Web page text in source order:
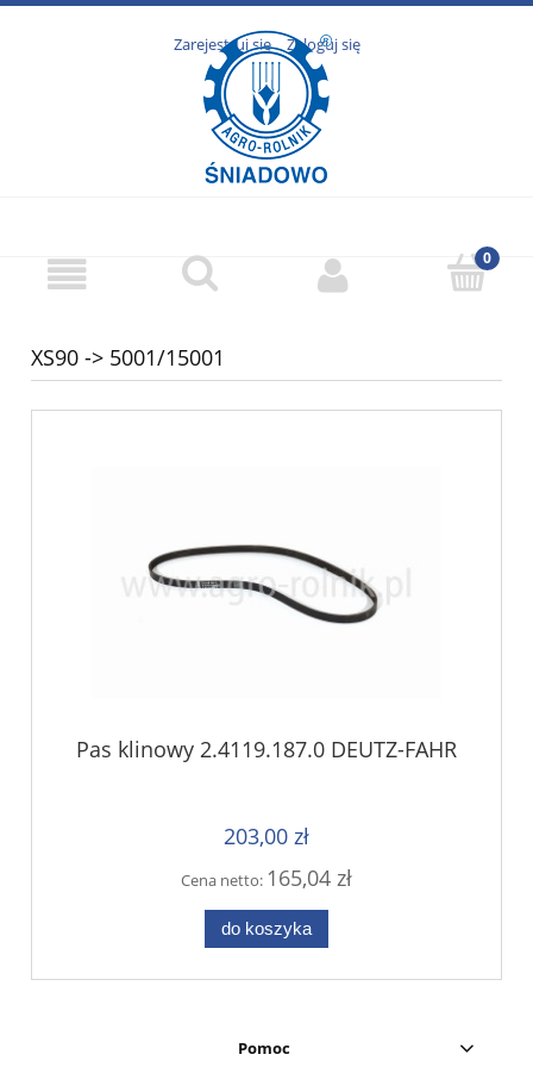
Zarejestruj się Zaloguj się
XS90 -> 5001/15001
Pas klinowy 2.4119.187.0 DEUTZ-FAHR
203,00 zł
Cena netto: 165,04 zł
do koszyka
Pomoc